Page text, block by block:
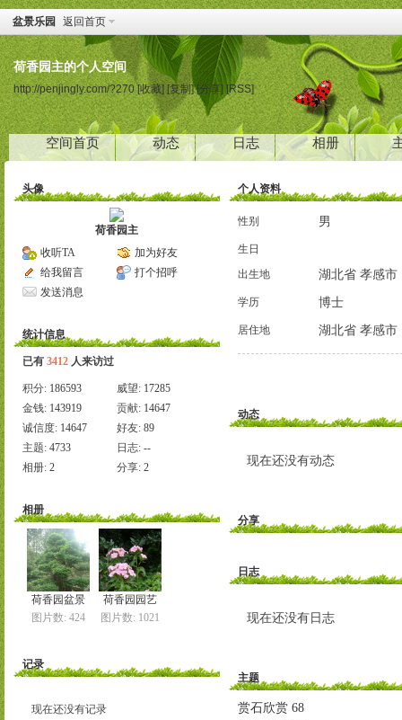
盆景乐园 返回首页
荷香园主的个人空间
http://penjingly.com/?270 [收藏] [复制] [分享] [RSS]
空间首页 动态 日志 相册
头像
荷香园主
收听TA
加为好友
给我留言
打个招呼
发送消息
统计信息
已有 3412 人来访过
积分: 186593 威望: 17285
金钱: 143919 贡献: 14647
诚信度: 14647 好友: 89
主题: 4733 日志: --
相册: 2 分享: 2
相册
荷香园盆景
图片数: 424
荷香园园艺
图片数: 1021
记录
现在还没有记录
个人资料
性别 男
生日
出生地
湖北省 孝感市
学历 博士
居住地 湖北省 孝感市
动态
现在还没有动态
分享
日志
现在还没有日志
主题
赏石欣赏 68